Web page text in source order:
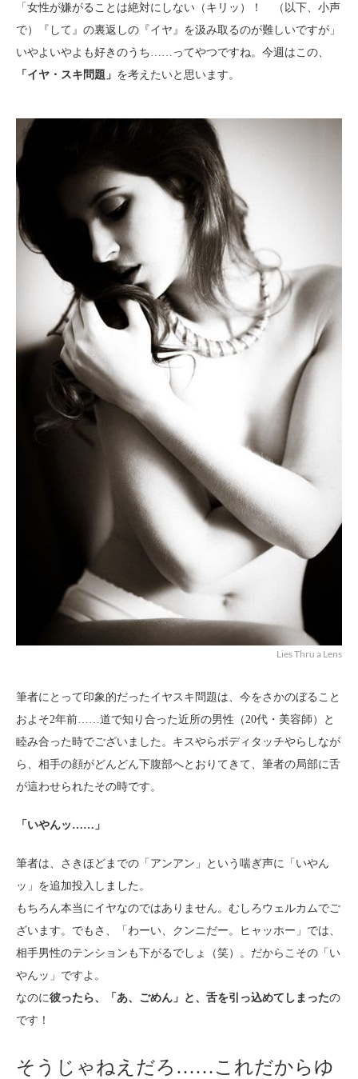
「女性が嫌がることは絶対にしない（キリッ）！ （以下、小声
で）『して』の裏返しの『イヤ』を汲み取るのが難しいですが」
いやよいやよも好きのうち……ってやつですね。今週はこの、
「イヤ・スキ問題」 を考えたいと思います。
Lies Thru a Lens
筆者にとって印象的だったイヤスキ問題は、今をさかのぼること
およそ2年前……道で知り合った近所の男性（20代・美容師）と
睦み合った時でございました。キスやらボディタッチやらしなが
ら、相手の顔がどんどん下腹部へとおりてきて、筆者の局部に舌
が這わせられたその時です。
「いやんッ……」
筆者は、さきほどまでの「アンアン」という喘ぎ声に「いやん
ッ」を追加投入しました。
もちろん本当にイヤなのではありません。むしろウェルカムでご
ざいます。でもさ、「わーい、クンニだー。ヒャッホー」では、
相手男性のテンションも下がるでしょ（笑）。だからこその「い
やんッ」ですよ。
なのに彼ったら、「あ、ごめん」と、舌を引っ込めてしまったの
です！
そうじゃねえだろ……これだからゆ